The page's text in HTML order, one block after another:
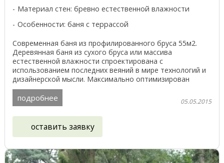
Материал стен: бревно естественной влажности
Особенности: баня с террассой
Современная баня из профилированного бруса 55м2.
Деревянная баня из сухого бруса или массива
естественной влажности спроектирована с
использованием последних веяний в мире технологий и
дизайнерской мысли. Максимально оптимизирован
объём ...
подробнее 05.05.2015
оставить заявку